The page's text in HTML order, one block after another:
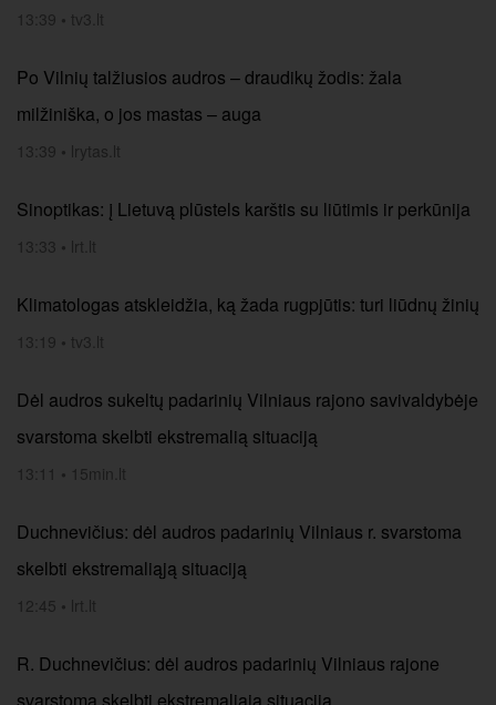
13:39 • tv3.lt
Po Vilnių talžiusios audros – draudikų žodis: žala
milžiniška, o jos mastas – auga
13:39 • lrytas.lt
Sinoptikas: į Lietuvą plūstels karštis su liūtimis ir perkūnija
13:33 • lrt.lt
Klimatologas atskleidžia, ką žada rugpjūtis: turi liūdnų žinių
13:19 • tv3.lt
Dėl audros sukeltų padarinių Vilniaus rajono savivaldybėje
svarstoma skelbti ekstremalią situaciją
13:11 • 15min.lt
Duchnevičius: dėl audros padarinių Vilniaus r. svarstoma
skelbti ekstremaliąją situaciją
12:45 • lrt.lt
R. Duchnevičius: dėl audros padarinių Vilniaus rajone